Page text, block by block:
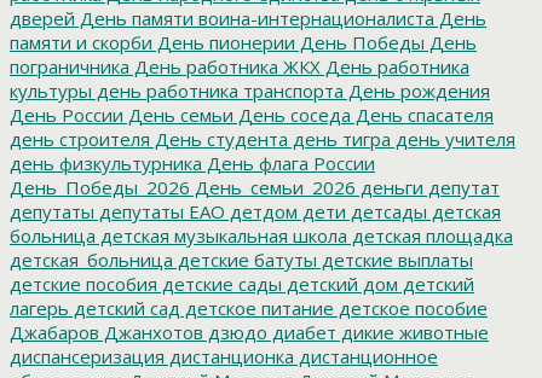
дверей День памяти воина-интернационалиста День
памяти и скорби День пионерии День Победы День
пограничника День работника ЖКХ День работника
культуры день работника транспорта День рождения
День России День семьи День соседа День спасателя
день строителя День студента день тигра день учителя
день физкультурника День флага России
День_Победы_2026 День_семьи_2026 деньги депутат
депутаты депутаты ЕАО детдом дети детсады детская
больница детская музыкальная школа детская площадка
детская_больница детские батуты детские выплаты
детские пособия детские сады детский дом детский
лагерь детский сад детское питание детское пособие
Джабаров Джанхотов дзюдо диабет дикие животные
диспансеризация дистанционка дистанционное